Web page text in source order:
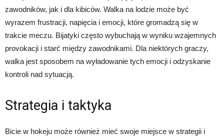
zawodników, jak i dla kibiców. Walka na lodzie może być
wyrazem frustracji, napięcia i emocji, które gromadzą się w
trakcie meczu. Bijatyki często wybuchają w wyniku wzajemnych
provokacji i starć między zawodnikami. Dla niektórych graczy,
walka jest sposobem na wyładowanie tych emocji i odzyskanie
kontroli nad sytuacją.
Strategia i taktyka
Bicie w hokeju może również mieć swoje miejsce w strategii i